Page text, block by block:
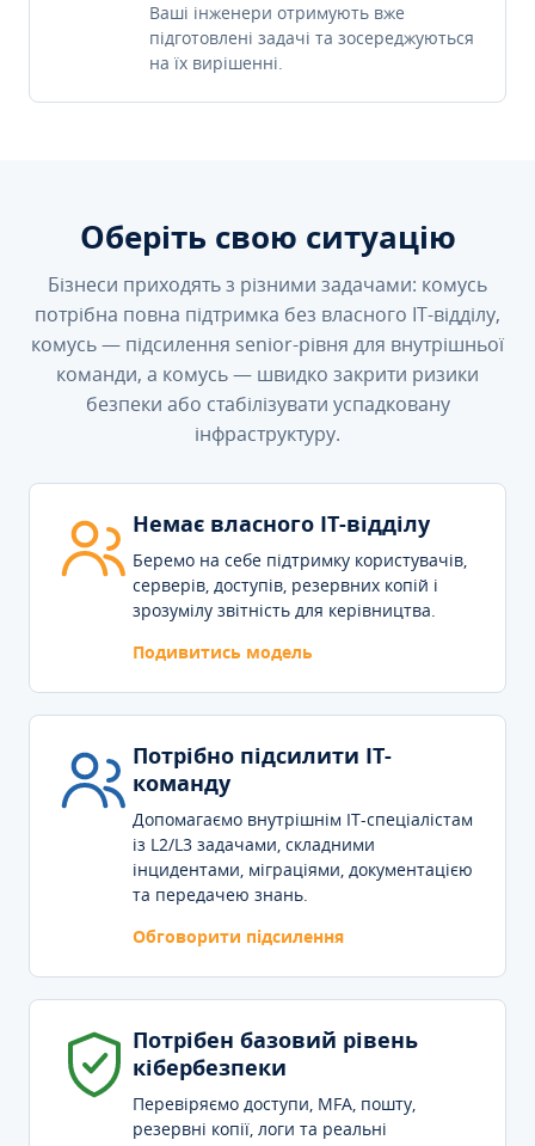
Ваші інженери отримують вже
підготовлені задачі та зосереджуються
на їх вирішенні.
Оберіть свою ситуацію
Бізнеси приходять з різними задачами: комусь
потрібна повна підтримка без власного IT-відділу,
комусь — підсилення senior-рівня для внутрішньої
команди, а комусь — швидко закрити ризики
безпеки або стабілізувати успадковану
інфраструктуру.
Немає власного IT-відділу
Беремо на себе підтримку користувачів,
серверів, доступів, резервних копій і
зрозумілу звітність для керівництва.
Подивитись модель
Потрібно підсилити IT-
команду
Допомагаємо внутрішнім IT-спеціалістам
із L2/L3 задачами, складними
інцидентами, міграціями, документацією
та передачею знань.
Обговорити підсилення
Потрібен базовий рівень
кібербезпеки
Перевіряємо доступи, MFA, пошту,
резервні копії, логи та реальні